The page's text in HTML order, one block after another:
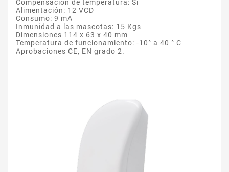
Compensación de temperatura: Si
Alimentación: 12 VCD
Consumo: 9 mA
Inmunidad a las mascotas: 15 Kgs
Dimensiones 114 x 63 x 40 mm
Temperatura de funcionamiento: -10° a 40 ° C
Aprobaciones CE, EN grado 2.